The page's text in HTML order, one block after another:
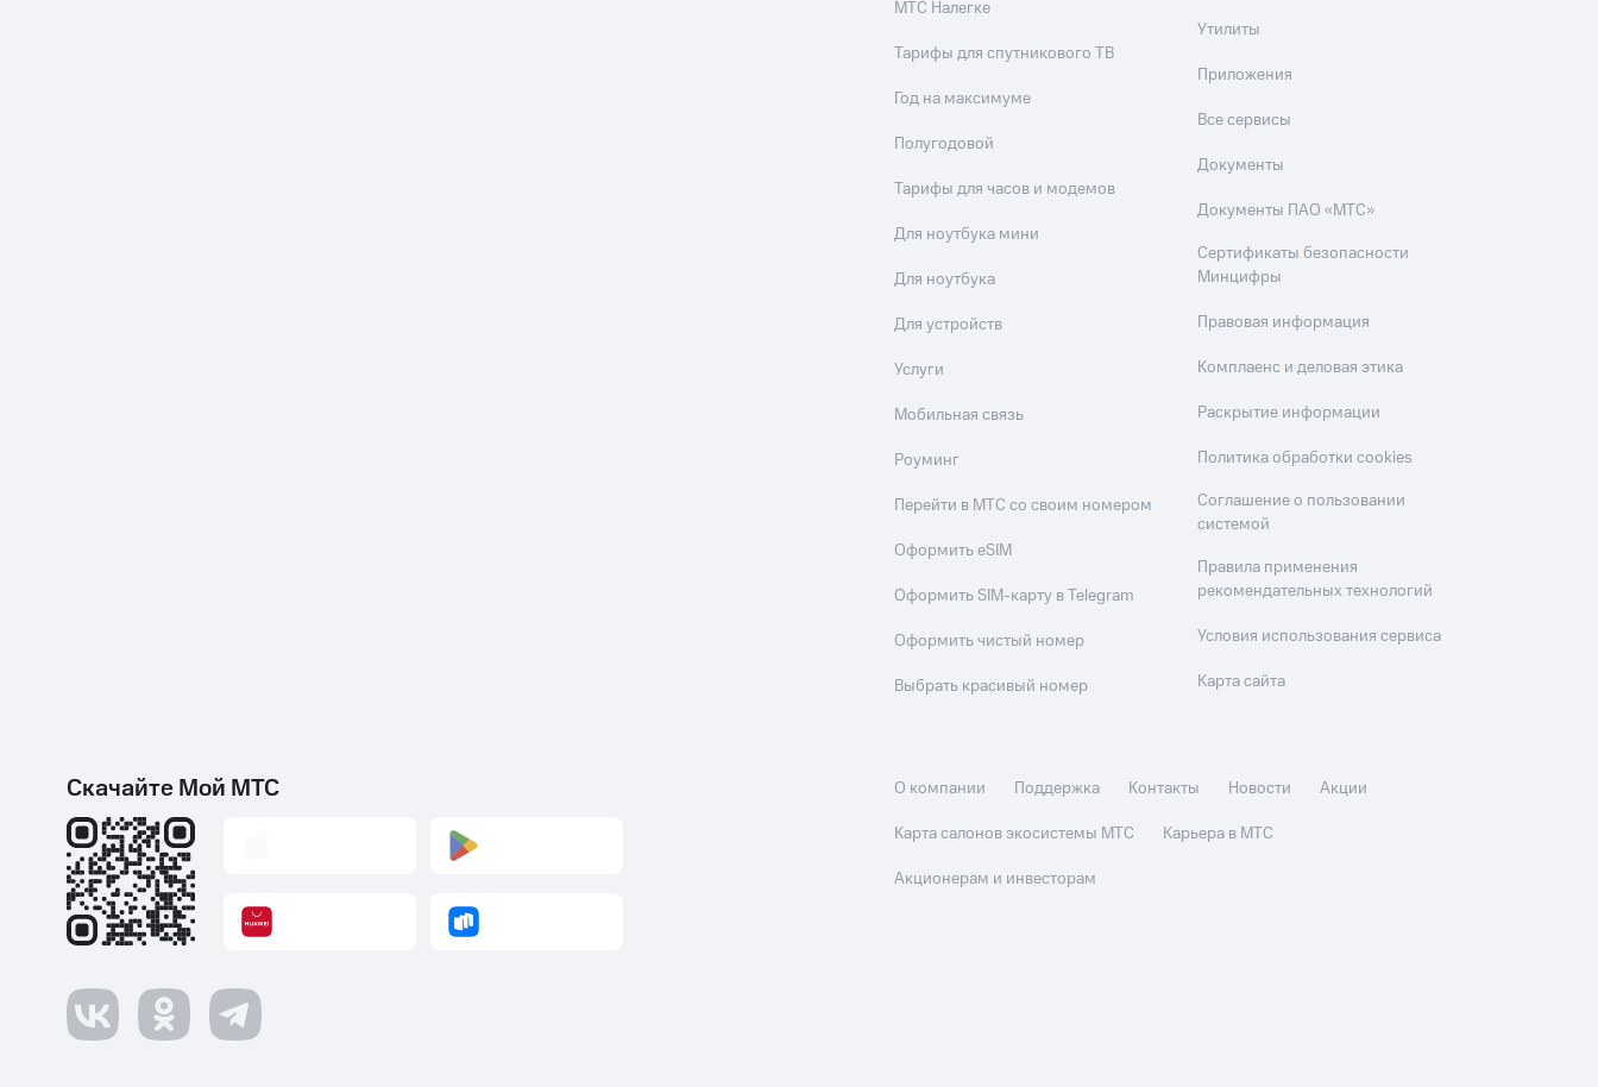
МТС Налегке
Тарифы для спутникового ТВ
Год на максимуме
Полугодовой
Тарифы для часов и модемов
Для ноутбука мини
Для ноутбука
Для устройств
Услуги
Мобильная связь
Роуминг
Перейти в МТС со своим номером
Оформить eSIM
Оформить SIM-карту в Telegram
Оформить чистый номер
Выбрать красивый номер
Утилиты
Приложения
Все сервисы
Документы
Документы ПАО «МТС»
Сертификаты безопасности
Минцифры
Правовая информация
Комплаенс и деловая этика
Раскрытие информации
Политика обработки cookies
Соглашение о пользовании
системой
Правила применения
рекомендательных технологий
Условия использования сервиса
Карта сайта
Скачайте Мой МТС О компании Поддержка Контакты Новости
Акции
Карта салонов экосистемы МТС
Карьера в МТС
Акционерам и инвесторам